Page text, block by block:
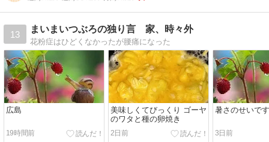
13
まいまいつぶろの独り言 家、時々外
花粉症はひどくなかったが腰痛になった
広島
19時間前
美味しくてびっくり ゴーヤ
のワタと種の卵焼き
2日前
暑さのせいです
3日前